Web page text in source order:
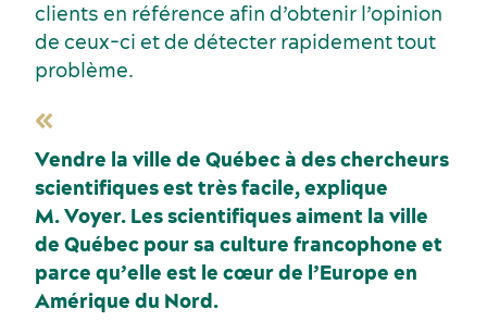
clients en référence afin d’obtenir l’opinion
de ceux-ci et de détecter rapidement tout
problème.
Vendre la ville de Québec à des chercheurs
scientifiques est très facile, explique
M. Voyer. Les scientifiques aiment la ville
de Québec pour sa culture francophone et
parce qu’elle est le cœur de l’Europe en
Amérique du Nord.